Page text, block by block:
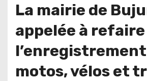
La mairie de
appelée à refaire
motos, vélos et